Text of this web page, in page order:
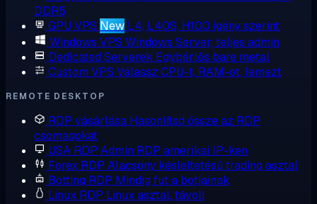
DDR5
GPU VPS New L4, L40S, H100 igény szerint
Windows VPS Windows Server, teljes admin
Dedicated Serverek Egybérlős bare metal
Custom VPS Válassz CPU-t, RAM-ot, lemezt
REMOTE DESKTOP
RDP vásárlása Hasonlítsd össze az RDP
csomagokat
USA RDP Admin RDP amerikai IP-ken
Forex RDP Alacsony késleltetésű trading asztal
Botting RDP Mindig fut a botjainak
Linux RDP Linux asztal, távoli